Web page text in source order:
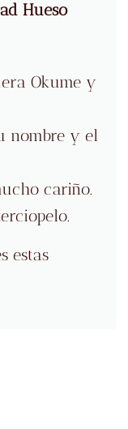
Hueso
Okume y
nombre y el
cariño.
estas